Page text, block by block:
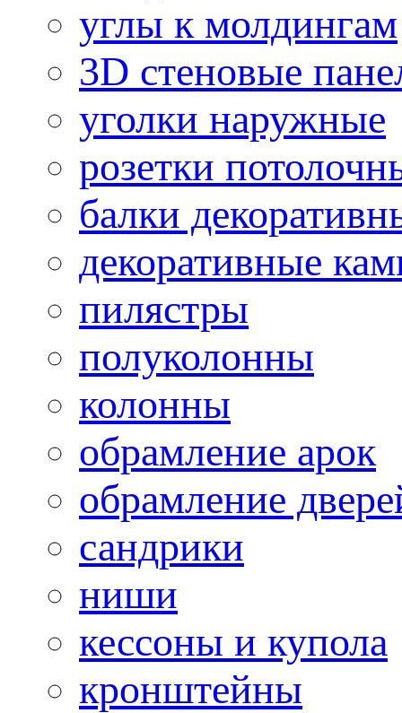
углы к молдингам
3D стеновые
уголки наружные
розетки
балки
декоративные
пилястры
полуколонны
колонны
обрамление арок
обрамление
сандрики
ниши
кессоны и купола
кронштейны